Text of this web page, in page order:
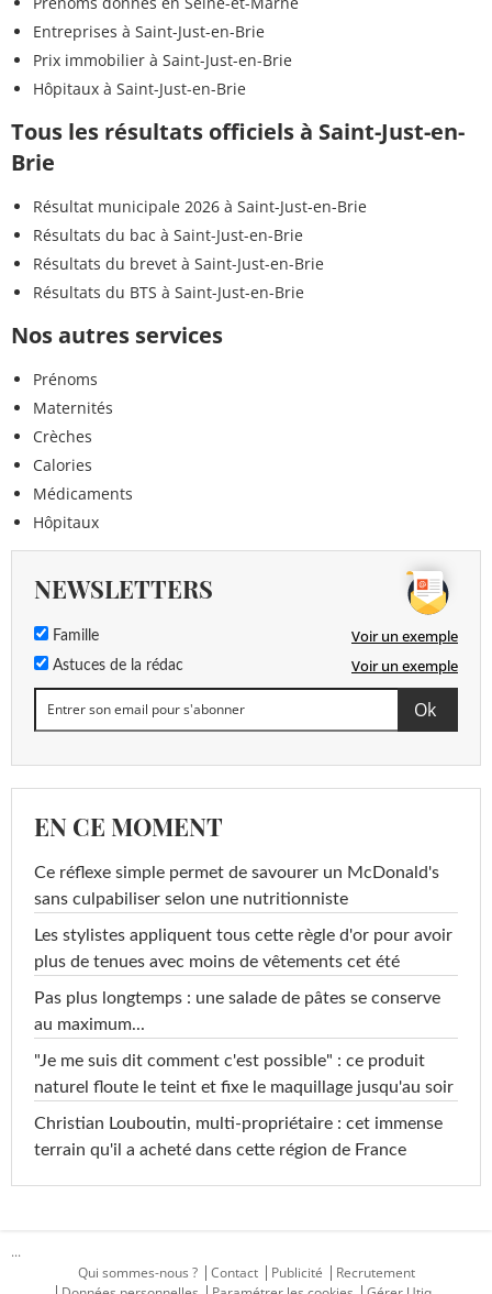
Entreprises à Saint-Just-en-Brie
Prix immobilier à Saint-Just-en-Brie
Hôpitaux à Saint-Just-en-Brie
Tous les résultats officiels à Saint-Just-en-
Brie
Résultat municipale 2026 à Saint-Just-en-Brie
Résultats du bac à Saint-Just-en-Brie
Résultats du brevet à Saint-Just-en-Brie
Résultats du BTS à Saint-Just-en-Brie
Nos autres services
Prénoms
Maternités
Crèches
Calories
Médicaments
Hôpitaux
NEWSLETTERS
Famille Voir un exemple
Astuces de la rédac Voir un exemple
EN CE MOMENT
Ce réflexe simple permet de savourer un McDonald's
sans culpabiliser selon une nutritionniste
Les stylistes appliquent tous cette règle d'or pour avoir
plus de tenues avec moins de vêtements cet été
Pas plus longtemps : une salade de pâtes se conserve
au maximum...
"Je me suis dit comment c'est possible" : ce produit
naturel floute le teint et fixe le maquillage jusqu'au soir
Christian Louboutin, multi-propriétaire : cet immense
terrain qu'il a acheté dans cette région de France
...
Qui sommes-nous ?
Contact Publicité
Recrutement